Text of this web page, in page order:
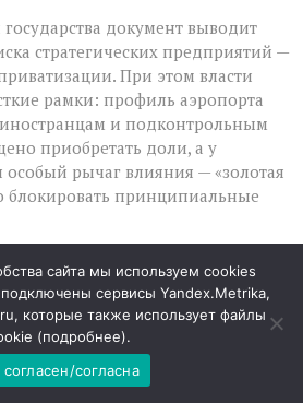
документ выводит
стратегических предприятий —
При этом власти
рамки: профиль аэропорта
и подконтрольным
приобретать доли, а у
особый рычаг влияния — «золотая
блокировать принципиальные
между частным и
важно не смешивать понятия
Под приватизацию попадёт в
часть — терминалы, зоны
сайта мы используем cookies
подключены сервисы Yandex.Metrika,
которые также использует файлы
(подробнее).
согласна